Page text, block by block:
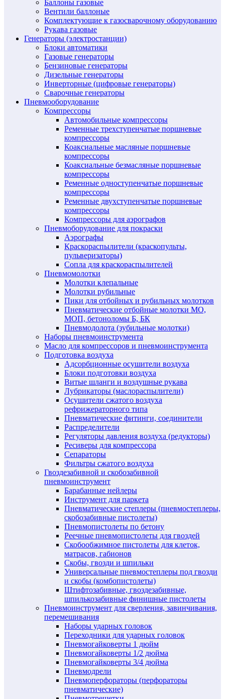
Баллоны газовые
Вентили баллоные
Комплектующие к газосварочному оборудованию
Рукава газовые
Генераторы (электростанции)
Блоки автоматики
Газовые генераторы
Бензиновые генераторы
Дизельные генераторы
Инверторные (цифровые генераторы)
Сварочные генераторы
Пневмооборудование
Компрессоры
Автомобильные компрессоры
Ременные трехступенчатые поршневые
компрессоры
Коаксиальные масляные поршневые
компрессоры
Коаксиальные безмасляные поршневые
компрессоры
Ременные одноступенчатые поршневые
компрессоры
Ременные двухступенчатые поршневые
компрессоры
Компрессоры для аэрографов
Пневмоборудование для покраски
Аэрографы
Краскораспылители (краскопульты,
пульверизаторы)
Сопла для краскораспылителей
Пневмомолотки
Молотки клепальные
Молотки рубильные
Пики для отбойных и рубильных молотков
Пневматические отбойные молотки МО,
МОП, бетоноломы Б, БК
Пневмодолота (зубильные молотки)
Наборы пневмоинструмента
Масло для компрессоров и пневмоинструмента
Подготовка воздуха
Адсорбционные осушители воздуха
Блоки подготовки воздуха
Витые шланги и воздушные рукава
Лубрикаторы (маслораспылители)
Осушители сжатого воздуха
рефрижераторного типа
Пневматические фитинги, соединители
Распределители
Регуляторы давления воздуха (редукторы)
Ресиверы для компрессора
Сепараторы
Фильтры сжатого воздуха
Гвоздезабивной и скобозабивной
пневмоинструмент
Барабанные нейлеры
Инструмент для паркета
Пневматические степлеры (пневмостеплеры,
скобозабивные пистолеты)
Пневмопистолеты по бетону
Реечные пневмопистолеты для гвоздей
Скобообжимное пистолеты для клеток,
матрасов, габионов
Скобы, гвозди и шпильки
Универсальные пневмостеплеры под гвозди
и скобы (комбопистолеты)
Штифтозабивные, гвоздезабивные,
шпилькозабивные финишные пистолеты
Пневмоинструмент для сверления, завинчивания,
перемешивания
Наборы ударных головок
Переходники для ударных головок
Пневмогайковерты 1 дюйм
Пневмогайковерты 1/2 дюйма
Пневмогайковерты 3/4 дюйма
Пневмодрели
Пневмоперфораторы (перфораторы
пневматические)